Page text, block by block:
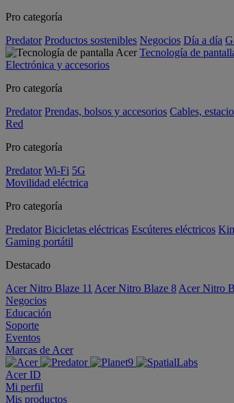
Pro categoría
Predator Productos sostenibles Negocios Día a día
Tecnología de
Electrónica y accesorios
Pro categoría
Predator Prendas, bolsos y accesorios Cables,
Red
Pro categoría
Predator Wi-Fi 5G
Movilidad eléctrica
Pro categoría
Predator Bicicletas eléctricas Escúteres eléctricos
Gaming portátil
Destacado
Acer Nitro Blaze 11 Acer Nitro Blaze 8 Acer Nitro
Negocios
Educación
Soporte
Eventos
Marcas de Acer
Acer ID
Mi perfil
Mis productos